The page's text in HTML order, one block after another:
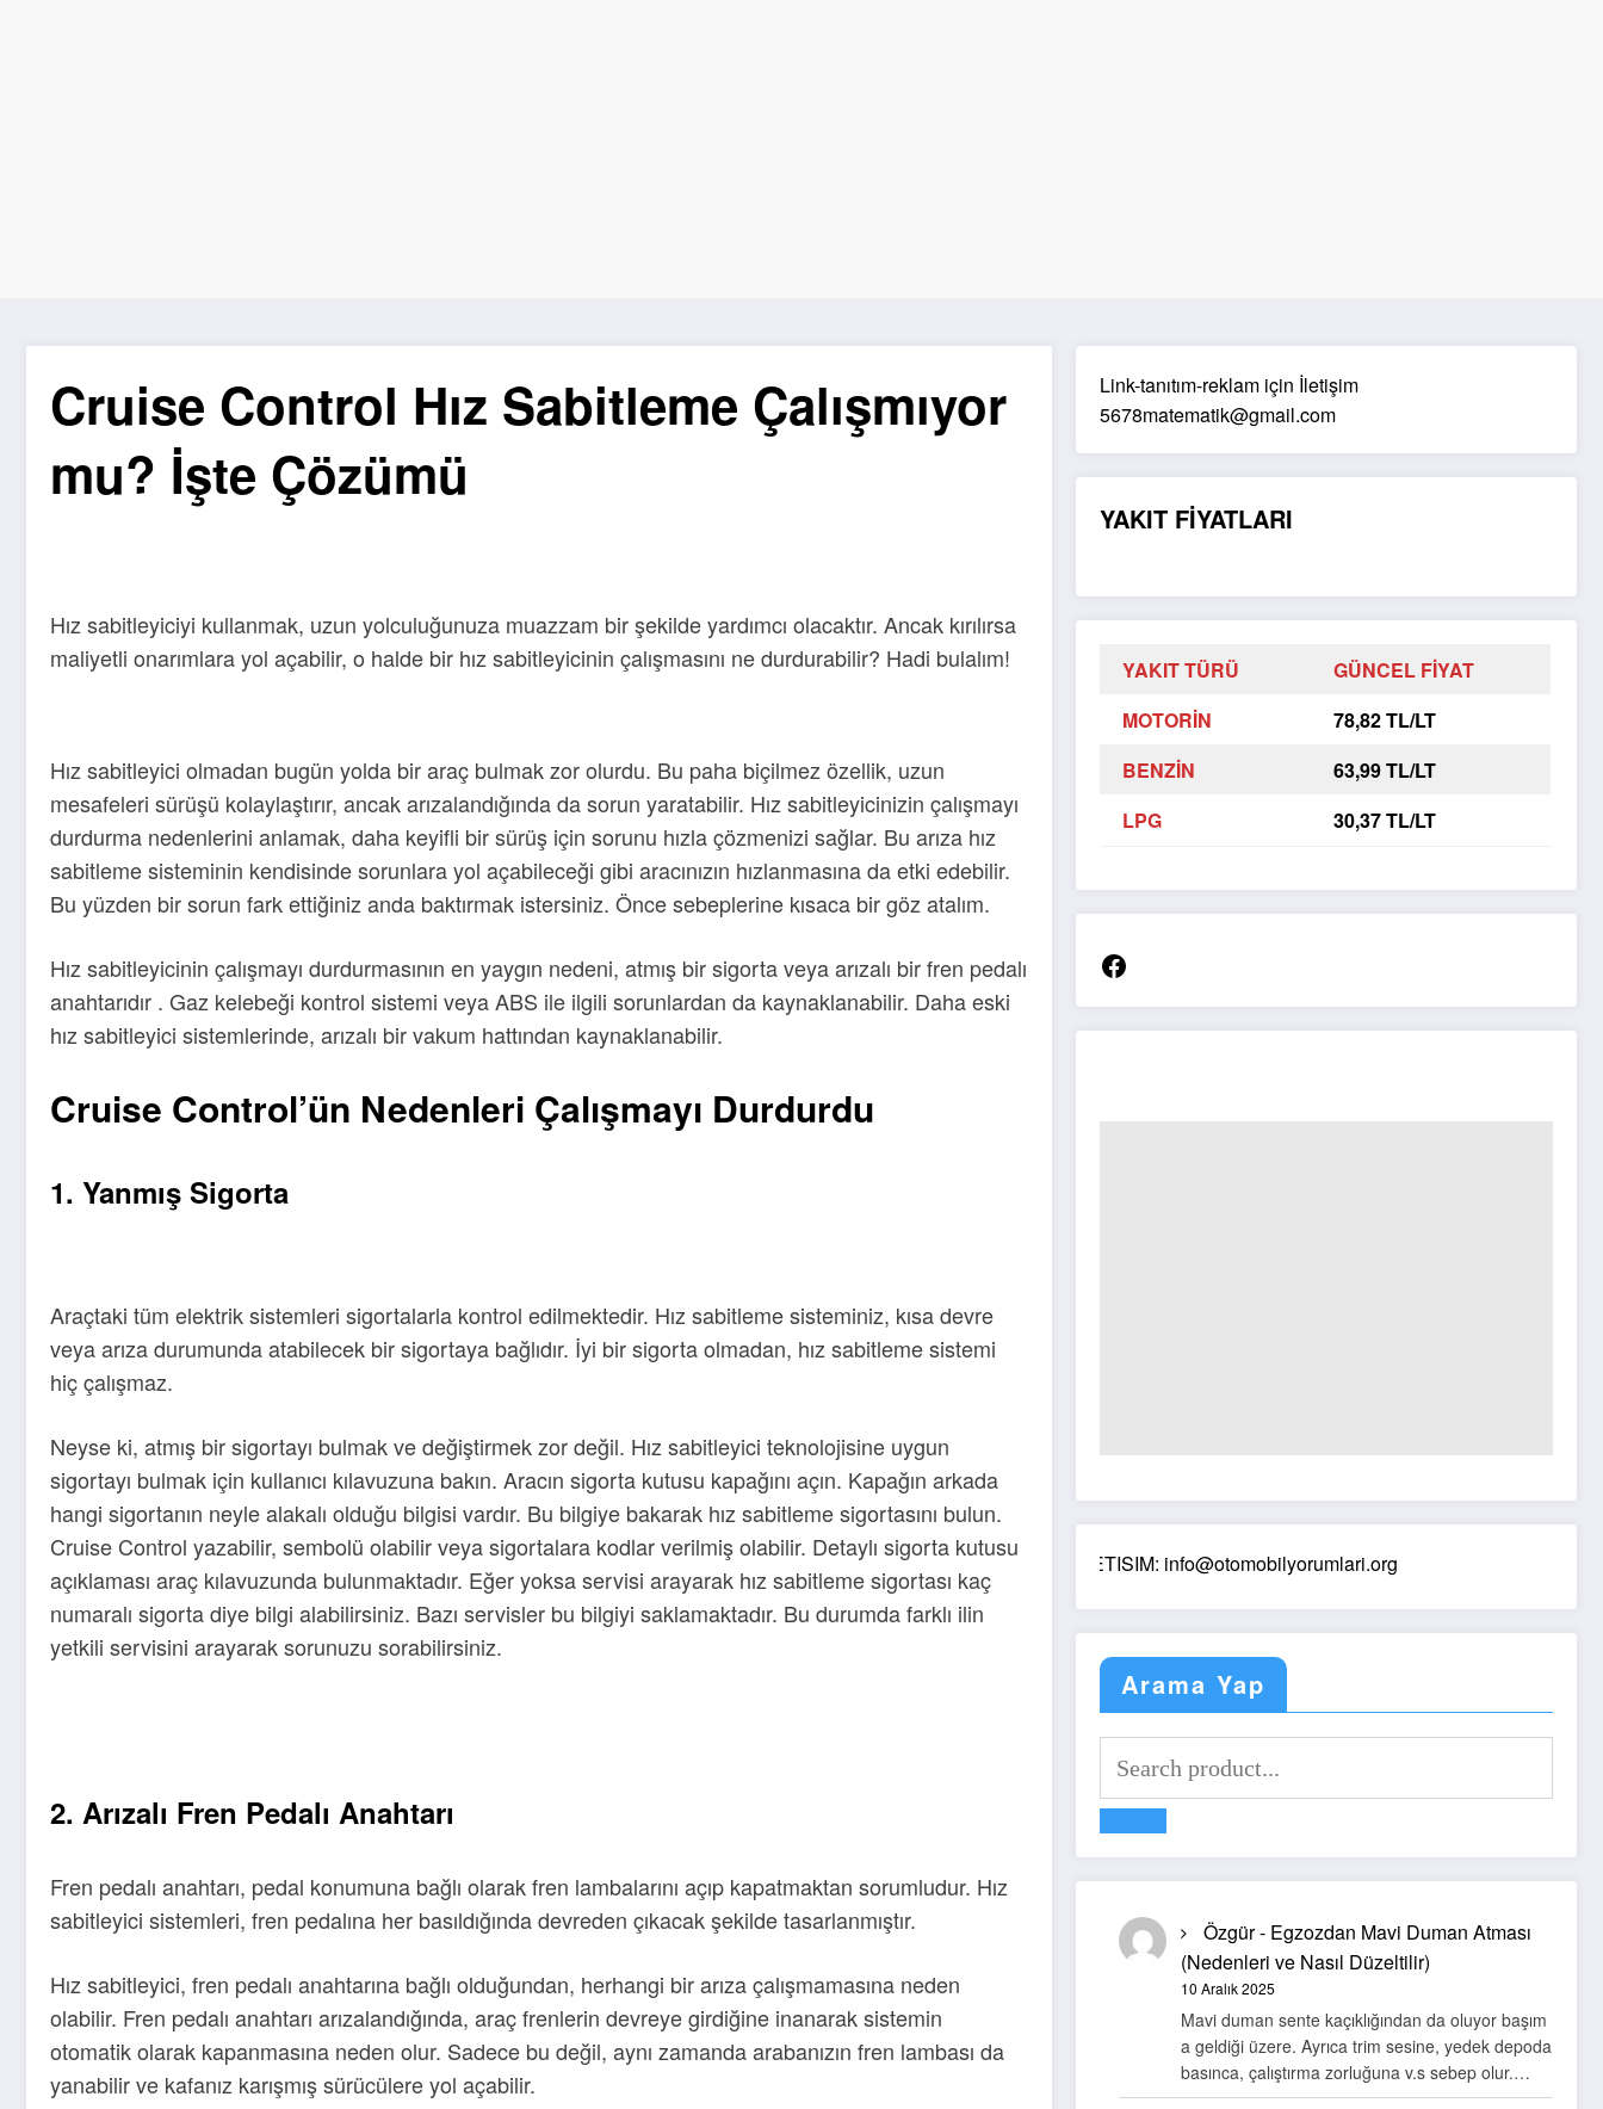
Cruise Control Hız Sabitleme Çalışmıyor
mu? İşte Çözümü
Hız sabitleyiciyi kullanmak, uzun yolculuğunuza muazzam bir şekilde yardımcı olacaktır. Ancak kırılırsa
maliyetli onarımlara yol açabilir, o halde bir hız sabitleyicinin çalışmasını ne durdurabilir? Hadi bulalım!
Hız sabitleyici olmadan bugün yolda bir araç bulmak zor olurdu. Bu paha biçilmez özellik, uzun
mesafeleri sürüşü kolaylaştırır, ancak arızalandığında da sorun yaratabilir. Hız sabitleyicinizin çalışmayı
durdurma nedenlerini anlamak, daha keyifli bir sürüş için sorunu hızla çözmenizi sağlar. Bu arıza hız
sabitleme sisteminin kendisinde sorunlara yol açabileceği gibi aracınızın hızlanmasına da etki edebilir.
Bu yüzden bir sorun fark ettiğiniz anda baktırmak istersiniz. Önce sebeplerine kısaca bir göz atalım.
Hız sabitleyicinin çalışmayı durdurmasının en yaygın nedeni, atmış bir sigorta veya arızalı bir fren pedalı
anahtarıdır . Gaz kelebeği kontrol sistemi veya ABS ile ilgili sorunlardan da kaynaklanabilir. Daha eski
hız sabitleyici sistemlerinde, arızalı bir vakum hattından kaynaklanabilir.
Cruise Control’ün Nedenleri Çalışmayı Durdurdu
1. Yanmış Sigorta
Araçtaki tüm elektrik sistemleri sigortalarla kontrol edilmektedir. Hız sabitleme sisteminiz, kısa devre
veya arıza durumunda atabilecek bir sigortaya bağlıdır. İyi bir sigorta olmadan, hız sabitleme sistemi
hiç çalışmaz.
Neyse ki, atmış bir sigortayı bulmak ve değiştirmek zor değil. Hız sabitleyici teknolojisine uygun
sigortayı bulmak için kullanıcı kılavuzuna bakın. Aracın sigorta kutusu kapağını açın. Kapağın arkada
hangi sigortanın neyle alakalı olduğu bilgisi vardır. Bu bilgiye bakarak hız sabitleme sigortasını bulun.
Cruise Control yazabilir, sembolü olabilir veya sigortalara kodlar verilmiş olabilir. Detaylı sigorta kutusu
açıklaması araç kılavuzunda bulunmaktadır. Eğer yoksa servisi arayarak hız sabitleme sigortası kaç
numaralı sigorta diye bilgi alabilirsiniz. Bazı servisler bu bilgiyi saklamaktadır. Bu durumda farklı ilin
yetkili servisini arayarak sorunuzu sorabilirsiniz.
2. Arızalı Fren Pedalı Anahtarı
Fren pedalı anahtarı, pedal konumuna bağlı olarak fren lambalarını açıp kapatmaktan sorumludur. Hız
sabitleyici sistemleri, fren pedalına her basıldığında devreden çıkacak şekilde tasarlanmıştır.
Hız sabitleyici, fren pedalı anahtarına bağlı olduğundan, herhangi bir arıza çalışmamasına neden
olabilir. Fren pedalı anahtarı arızalandığında, araç frenlerin devreye girdiğine inanarak sistemin
otomatik olarak kapanmasına neden olur. Sadece bu değil, aynı zamanda arabanızın fren lambası da
yanabilir ve kafanız karışmış sürücülere yol açabilir.
Link-tanıtım-reklam için İletişim
5678matematik@gmail.com
YAKIT FİYATLARI
YAKIT TÜRÜ
GÜNCEL FİYAT
MOTORİN
78,82 TL/LT
BENZİN
63,99 TL/LT
LPG
30,37 TL/LT
Facebook
ILETISIM: info@otomobilyorumlari.org
Arama Yap
Özgür- Egzozdan Mavi Duman Atması
(Nedenleri ve Nasıl Düzeltilir)
10 Aralık 2025
Mavi duman sente kaçıklığından da oluyor başım
a geldiği üzere. Ayrıca trim sesine, yedek depoda
basınca, çalıştırma zorluğuna v.s sebep olur.…